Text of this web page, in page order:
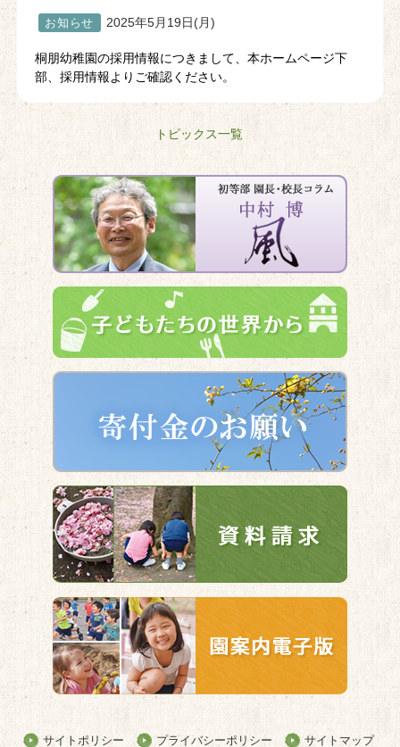
お知らせ 2025年5月19日(月)
桐朋幼稚園の採用情報につきまして、本ホームページ下
部、採用情報よりご確認ください。
トピックス一覧
サイトポリシー プライバシーポリシー サイトマップ